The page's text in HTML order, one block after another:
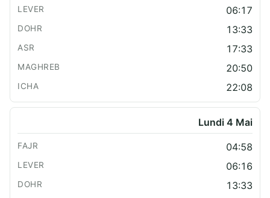
06:17
13:33
17:33
20:50
22:08
Lundi 4 Mai
04:58
06:16
13:33